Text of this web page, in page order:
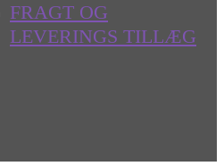
FRAGT OG
LEVERINGS TILLÆG